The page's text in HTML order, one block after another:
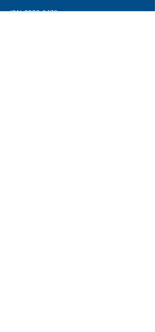
(21) 3938-6478